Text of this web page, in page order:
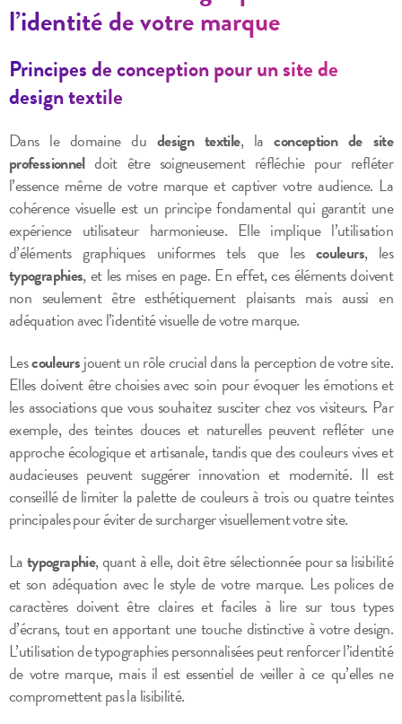
l’identité de votre marque
Principes de conception pour un site de
design textile
Dans le domaine du design textile, laconception de site
professionneldoit être soigneusement réfléchie pour refléter
l’essence même de votre marque et captiver votre audience. La
cohérence visuelle est un principe fondamental qui garantit une
expérience utilisateur harmonieuse. Elle implique l’utilisation
d’éléments graphiques uniformes tels que les couleurs, les
typographies, et les mises en page. En effet, ces éléments doivent
non seulement être esthétiquement plaisants mais aussi en
adéquation avec l’identité visuelle de votre marque.
Lescouleursjouent un rôle crucial dans la perception de votre site.
Elles doivent être choisies avec soin pour évoquer les émotions et
les associations que vous souhaitez susciter chez vos visiteurs. Par
exemple, des teintes douces et naturelles peuvent refléter une
approche écologique et artisanale, tandis que des couleurs vives et
audacieuses peuvent suggérer innovation et modernité. Il est
conseillé de limiter la palette de couleurs à trois ou quatre teintes
principales pour éviter de surcharger visuellement votre site.
Latypographie, quant à elle, doit être sélectionnée pour sa lisibilité
et son adéquation avec le style de votre marque. Les polices de
caractères doivent être claires et faciles à lire sur tous types
d’écrans, tout en apportant une touche distinctive à votre design.
L’utilisation de typographies personnalisées peut renforcer l’identité
de votre marque, mais il est essentiel de veiller à ce qu’elles ne
compromettent pas la lisibilité.